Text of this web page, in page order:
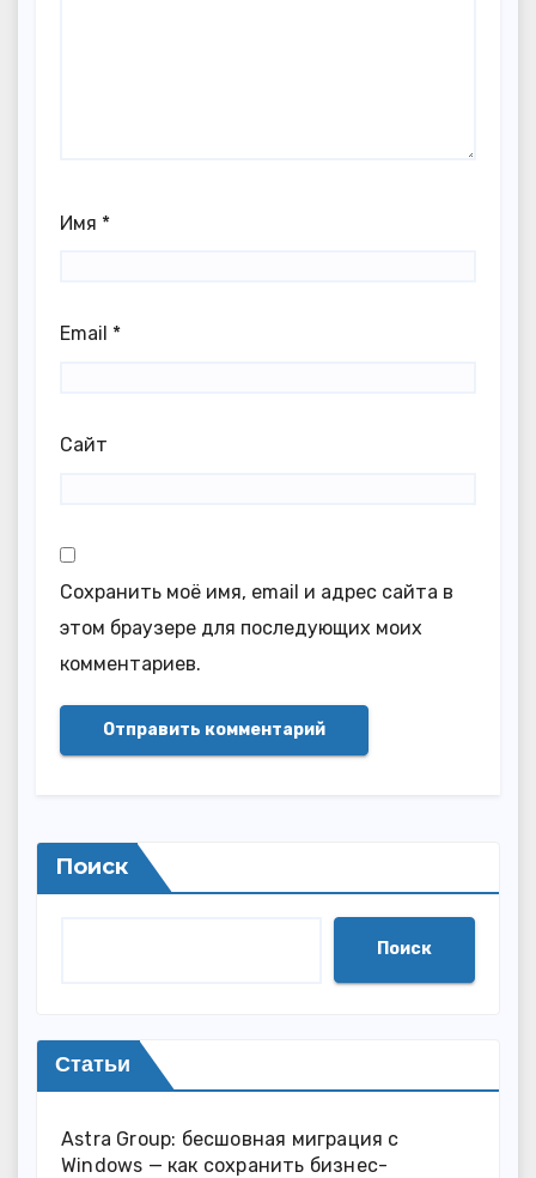
Имя *
Email *
Сайт
Сохранить моё имя, email и адрес сайта в
этом браузере для последующих моих
комментариев.
Поиск
Поиск
Статьи
Astra Group: бесшовная миграция с
Windows — как сохранить бизнес-